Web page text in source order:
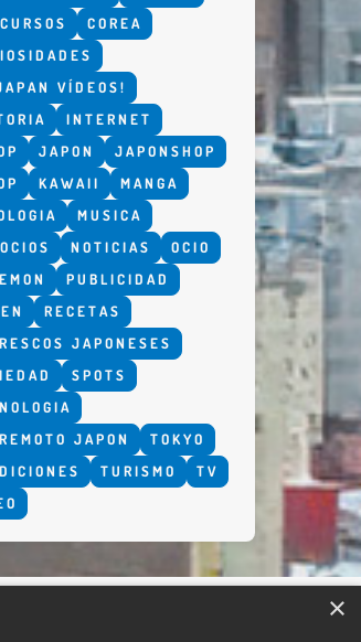
COREA
VÍDEOS!
INTERNET
JAPON
JAPONSHOP
KAWAII
MANGA
MUSICA
NOTICIAS
OCIO
PUBLICIDAD
RECETAS
JAPONESES
SPOTS
JAPON
TOKYO
TURISMO
TV
×